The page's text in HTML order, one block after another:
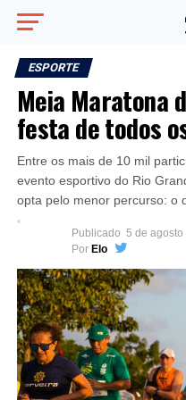
ESPORTE
Meia Maratona
festa de todos
Entre os mais de 10 mil
evento esportivo do Rio
opta pelo menor percurso: o
Publicado 5 de agosto
Por Elo